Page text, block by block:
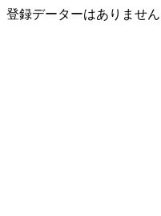
登録データーはありません